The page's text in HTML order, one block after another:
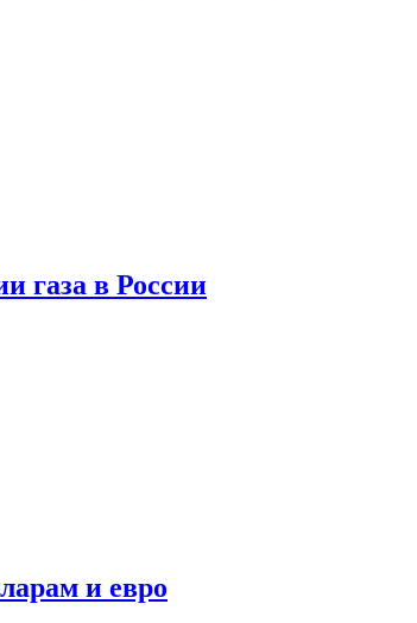
газа в России
и евро